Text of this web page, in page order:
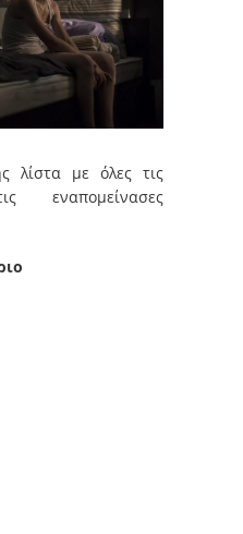
λίστα με όλες τις
εναπομείνασες